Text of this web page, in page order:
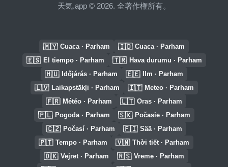
天気.app © 2026. 全著作権所有。
🇲🇾 Cuaca · Parham 🇮🇩 Cuaca · Parham
🇪🇸 El tiempo · Parham 🇹🇷 Hava durumu · Parham
🇭🇺 Időjárás · Parham 🇪🇪 Ilm · Parham
🇱🇻 Laikapstākļi · Parham 🇮🇹 Meteo · Parham
🇫🇷 Météo · Parham 🇱🇹 Oras · Parham
🇵🇱 Pogoda · Parham 🇸🇰 Počasie · Parham
🇨🇿 Počasí · Parham 🇫🇮 Sää · Parham
🇵🇹 Tempo · Parham 🇻🇳 Thời tiết · Parham
🇩🇰 Vejret · Parham 🇷🇸 Vreme · Parham